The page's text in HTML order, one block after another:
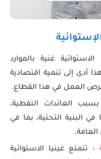
الاستوائية غنية بالموارد
أدى إلى تنمية اقتصادية
العمل في هذا القطاع.
بسبب العائدات النفطية،
البنية التحتية، بما في
: تتمتع غينيا الاستوائية